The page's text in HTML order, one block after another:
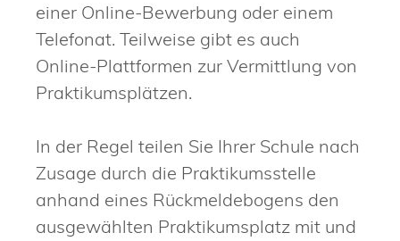
einer Online-Bewerbung oder einem
Telefonat. Teilweise gibt es auch
Online-Plattformen zur Vermittlung von
Praktikumsplätzen.
In der Regel teilen Sie Ihrer Schule nach
Zusage durch die Praktikumsstelle
anhand eines Rückmeldebogens den
ausgewählten Praktikumsplatz mit und